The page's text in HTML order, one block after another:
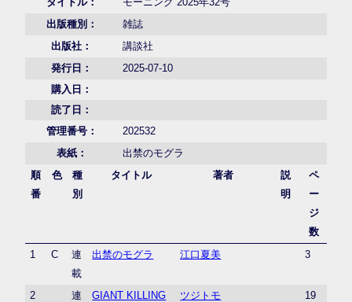
出版種別：
雑誌
出版社：
講談社
発行日：
2025-07-10
購入日：
読了日：
管理番号：
202532
表紙：
出禁のモグラ
順
番
色
種
別
タイトル 著者
説
明
ペ
ー
ジ
数
1
C
連
載
出禁のモグラ 江口夏美 3
2
連
GIANT KILLING ツジトモ 19